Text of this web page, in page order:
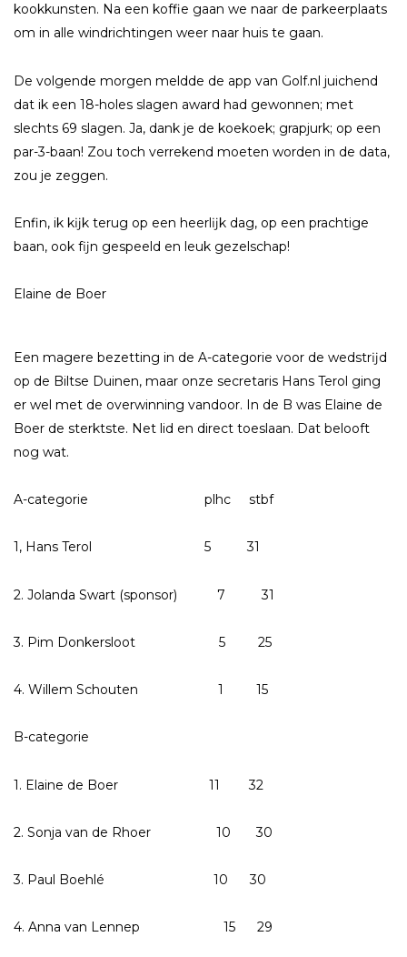
kookkunsten. Na een koffie gaan we naar de parkeerplaats
om in alle windrichtingen weer naar huis te gaan.
De volgende morgen meldde de app van Golf.nl juichend
dat ik een 18-holes slagen award had gewonnen; met
slechts 69 slagen. Ja, dank je de koekoek; grapjurk; op een
par-3-baan! Zou toch verrekend moeten worden in de data,
zou je zeggen.
Enfin, ik kĳk terug op een heerlĳk dag, op een prachtige
baan, ook fĳn gespeeld en leuk gezelschap!
Elaine de Boer
Een magere bezetting in de A-categorie voor de wedstrĳd
op de Biltse Duinen, maar onze secretaris Hans Terol ging
er wel met de overwinning vandoor. In de B was Elaine de
Boer de sterktste. Net lid en direct toeslaan. Dat belooft
nog wat.
A-categorie plhc stbf
1, Hans Terol 5 31
2. Jolanda Swart (sponsor) 7 31
3. Pim Donkersloot 5 25
4. Willem Schouten 1 15
B-categorie
1. Elaine de Boer 11 32
2. Sonja van de Rhoer 10 30
3. Paul Boehlé 10 30
4. Anna van Lennep 15 29